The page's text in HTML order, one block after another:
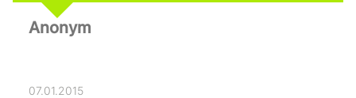
Anonym
07.01.2015